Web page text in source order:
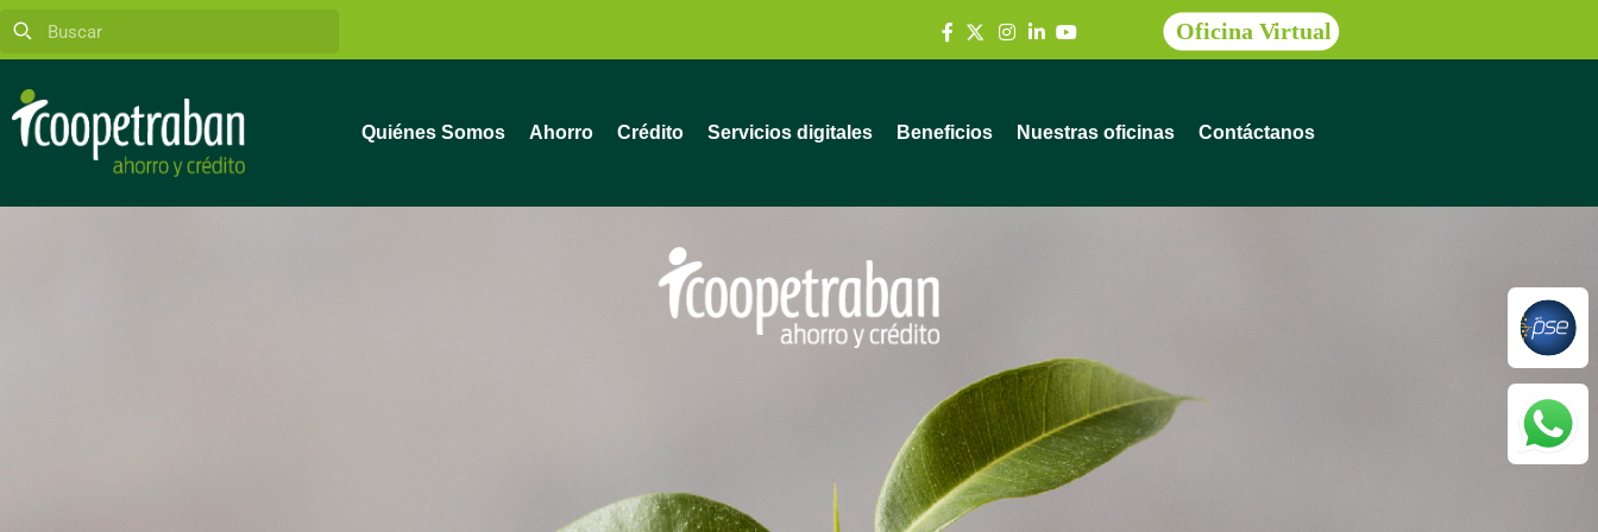
Quiénes Somos Ahorro Crédito Servicios digitales Beneficios Nuestras oficinas Contáctanos